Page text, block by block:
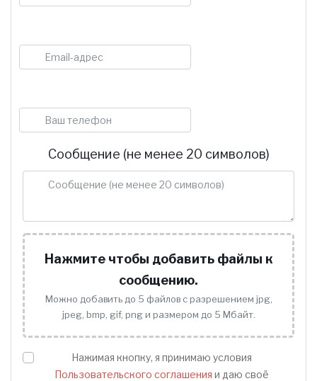
Сообщение (не менее 20 символов)
Нажмите чтобы добавить файлы к
сообщению.
Можно добавить до 5 файлов с разрешением jpg,
jpeg, bmp, gif, png и размером до 5 Мбайт.
Нажимая кнопку, я принимаю условия
Пользовательского соглашения и даю своё